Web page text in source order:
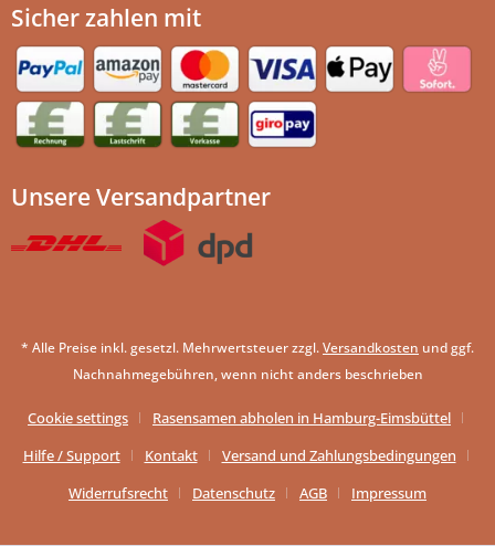
Sicher zahlen mit
Unsere Versandpartner
* Alle Preise inkl. gesetzl. Mehrwertsteuer zzgl.Versandkosten und ggf.
Nachnahmegebühren, wenn nicht anders beschrieben
Cookie settings
Rasensamen abholen in Hamburg-Eimsbüttel
Hilfe / Support
Kontakt
Versand und Zahlungsbedingungen
Widerrufsrecht
Datenschutz AGB Impressum